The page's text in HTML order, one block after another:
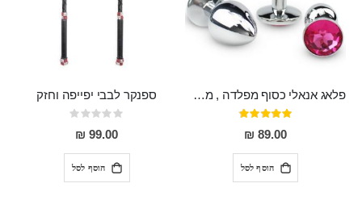
פלאג אנאלי כסוף מפלדה , מתאים ללבישה מתחת לבגדים, בגודל 7.3 על 2.8 ס"מ
דירוג:
97%
89.00 ₪
הוסף לסל
ספנקר לבבי יפייפה וחזק
Rating:
0%
99.00 ₪
הוסף לסל